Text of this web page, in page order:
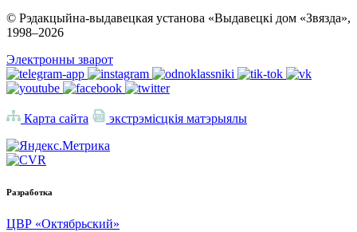
© Рэдакцыйна-выдавецкая установа «Выдавецкі дом «Звязда»,
1998–2026
Электронны зварот
Карта сайта экстрэмісцкія матэрыялы
Разработка
ЦВР «Октябрьский»